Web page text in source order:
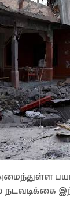
நடவடிக்கை